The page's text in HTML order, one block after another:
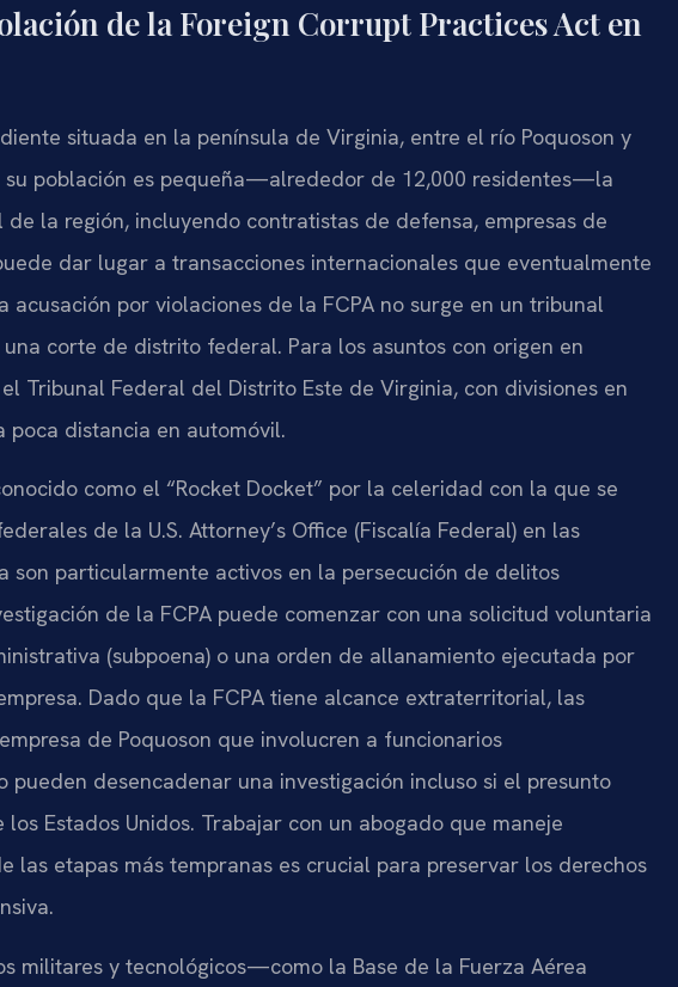
de la Foreign Corrupt Practices Act en
situada en la península de Virginia, entre el río Poquoson y
su población es pequeña—alrededor de 12,000 residentes—la
la región, incluyendo contratistas de defensa, empresas de
dar lugar a transacciones internacionales que eventualmente
por violaciones de la FCPA no surge en un tribunal
corte de distrito federal. Para los asuntos con origen en
Tribunal Federal del Distrito Este de Virginia, con divisiones en
poca distancia en automóvil.
como el “Rocket Docket” por la celeridad con la que se
de la U.S. Attorney’s Office (Fiscalía Federal) en las
son particularmente activos en la persecución de delitos
de la FCPA puede comenzar con una solicitud voluntaria
(subpoena) o una orden de allanamiento ejecutada por
Dado que la FCPA tiene alcance extraterritorial, las
de Poquoson que involucren a funcionarios
desencadenar una investigación incluso si el presunto
Estados Unidos. Trabajar con un abogado que maneje
las etapas más tempranas es crucial para preservar los derechos
militares y tecnológicos—como la Base de la Fuerza Aérea